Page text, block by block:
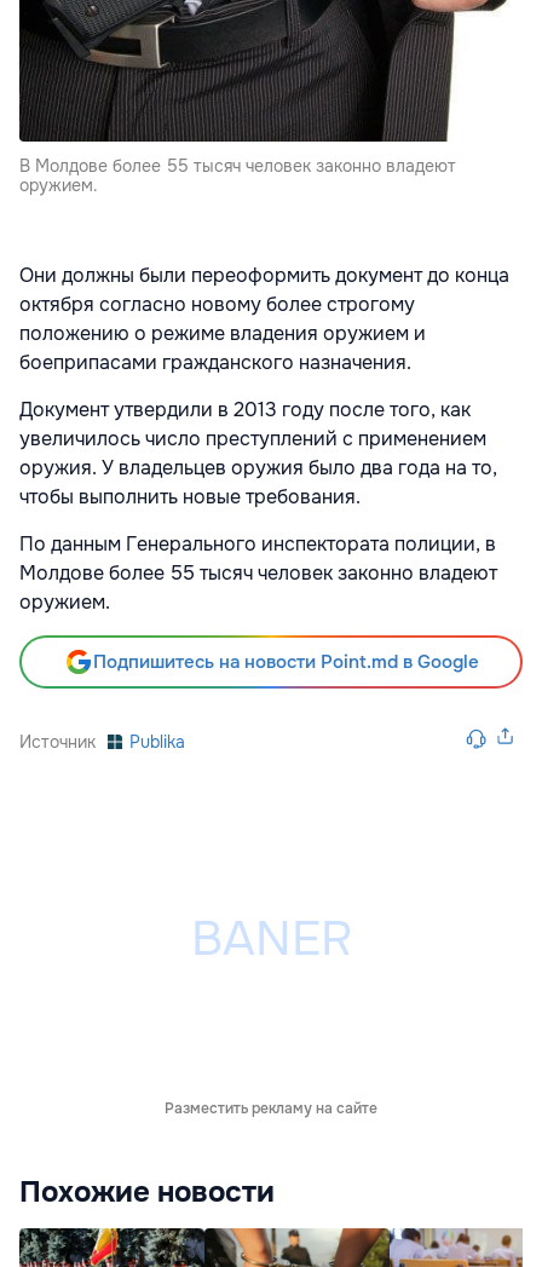
В Молдове более 55 тысяч человек законно владеют
оружием.
Они должны были переоформить документ до конца
октября согласно новому более строгому
положению о режиме владения оружием и
боеприпасами гражданского назначения.
Документ утвердили в 2013 году после того, как
увеличилось число преступлений с применением
оружия. У владельцев оружия было два года на то,
чтобы выполнить новые требования.
По данным Генерального инспектората полиции, в
Молдове более 55 тысяч человек законно владеют
оружием.
Подпишитесь на новости Point.md в Google
Источник Publika
Разместить рекламу на сайте
Похожие новости